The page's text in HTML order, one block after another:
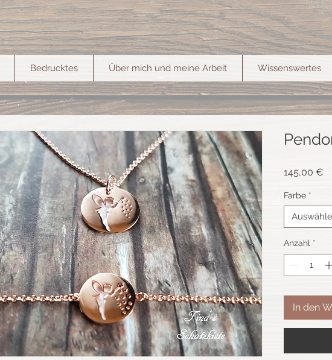
Bedrucktes Über mich und meine Arbeit Wissenswertes
145,00 €
Farbe *
Anzahl *
In den